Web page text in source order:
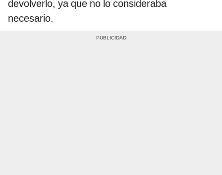
devolverlo, ya que no lo consideraba
necesario.